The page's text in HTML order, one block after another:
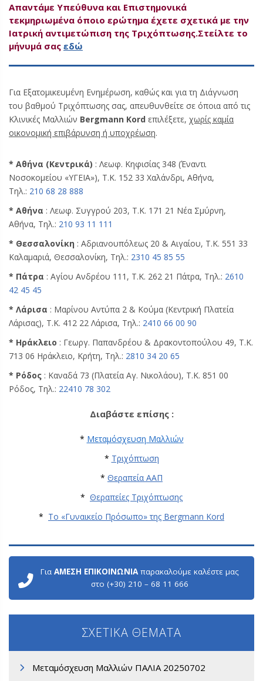
Απαντάμε Υπεύθυνα και Επιστημονικά
τεκμηριωμένα όποιο ερώτημα έχετε σχετικά με την
Ιατρική αντιμετώπιση της Τριχόπτωσης.Στείλτε το
μήνυμά σας εδώ
Για Εξατομικευμένη Ενημέρωση, καθώς και για τη Διάγνωση
του βαθμού Τριχόπτωσης σας, απευθυνθείτε σε όποια από τις
Κλινικές Μαλλιών Bergmann Kord επιλέξετε, χωρίς καμία
οικονομική επιβάρυνση ή υποχρέωση.
* Αθήνα (Κεντρικά) : Λεωφ. Κηφισίας 348 (Έναντι
Νοσοκομείου «ΥΓΕΙΑ»), Τ.Κ. 152 33 Χαλάνδρι, Αθήνα,
Τηλ.: 210 68 28 888
* Αθήνα : Λεωφ. Συγγρού 203, Τ.Κ. 171 21 Νέα Σμύρνη,
Αθήνα, Τηλ.: 210 93 11 111
* Θεσσαλονίκη : Αδριανουπόλεως 20 & Αιγαίου, Τ.Κ. 551 33
Καλαμαριά, Θεσσαλονίκη, Τηλ.: 2310 45 85 55
* Πάτρα : Αγίου Ανδρέου 111, Τ.Κ. 262 21 Πάτρα, Τηλ.: 2610
42 45 45
* Λάρισα : Μαρίνου Αντύπα 2 & Κούμα (Κεντρική Πλατεία
Λάρισας), Τ.Κ. 412 22 Λάρισα, Τηλ.: 2410 66 00 90
* Ηράκλειο : Γεωργ. Παπανδρέου & Δρακοντοπούλου 49, Τ.Κ.
713 06 Ηράκλειο, Κρήτη, Τηλ.: 2810 34 20 65
* Ρόδος : Καναδά 73 (Πλατεία Αγ. Νικολάου), Τ.Κ. 851 00
Ρόδος, Τηλ.: 22410 78 302
Διαβάστε επίσης :
* Μεταμόσχευση Μαλλιών
* Τριχόπτωση
* Θεραπεία ΑΑΠ
* Θεραπείες Τριχόπτωσης
* Το «Γυναικείο Πρόσωπο» της Bergmann Kord
Για ΑΜΕΣΗ ΕΠΙΚΟΙΝΩΝΙΑπαρακαλούμε καλέστε μας
στο (+30) 210 – 68 11 666
ΣΧΕΤΙΚΑ ΘΕΜΑΤΑ
Μεταμόσχευση Μαλλιών ΠΑΛΙΑ 20250702